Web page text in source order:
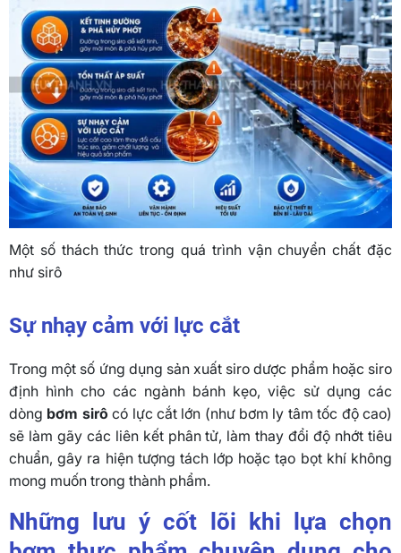
Một số thách thức trong quá trình vận chuyển chất đặc
như sirô
Sự nhạy cảm với lực cắt
Trong một số ứng dụng sản xuất siro dược phẩm hoặc siro
định hình cho các ngành bánh kẹo, việc sử dụng các
dòng bơm sirô có lực cắt lớn (như bơm ly tâm tốc độ cao)
sẽ làm gãy các liên kết phân tử, làm thay đổi độ nhớt tiêu
chuẩn, gây ra hiện tượng tách lớp hoặc tạo bọt khí không
mong muốn trong thành phẩm.
Những lưu ý cốt lõi khi lựa chọn